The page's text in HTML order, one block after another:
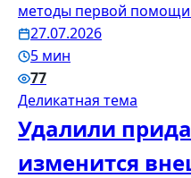
методы первой
27.07.2026
5 мин
77
Деликатная тема
Удалили
изменится